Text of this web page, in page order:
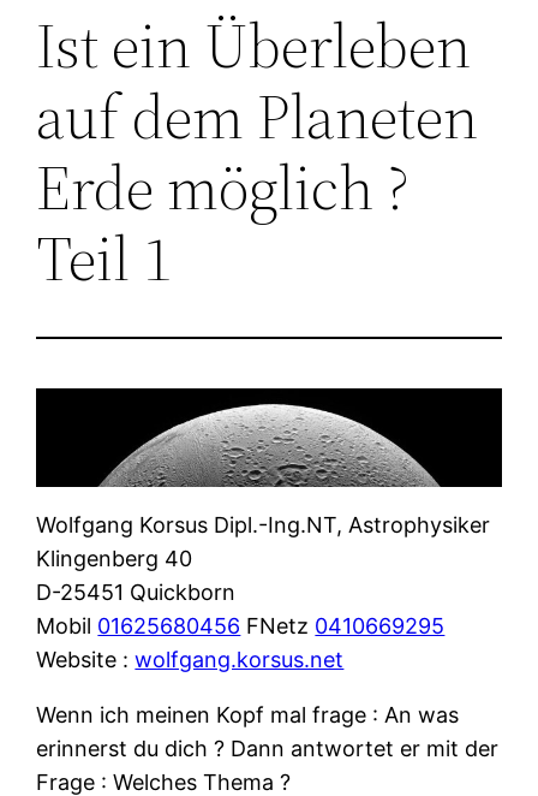
Ist ein Überleben
auf dem Planeten
Erde möglich ?
Teil 1
Wolfgang Korsus Dipl.-Ing.NT, Astrophysiker
Klingenberg 40
D-25451 Quickborn
Mobil 01625680456 FNetz 0410669295
Website :wolfgang.korsus.net
Wenn ich meinen Kopf mal frage : An was
erinnerst du dich ? Dann antwortet er mit der
Frage : Welches Thema ?